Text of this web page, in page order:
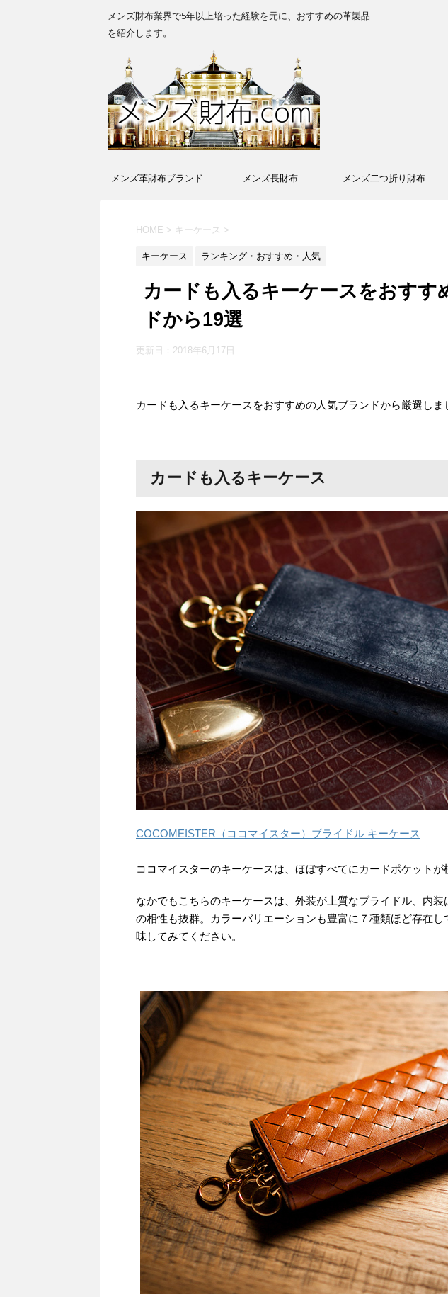
メンズ財布業界で5年以上培った経験を元に、おすすめの革製品
を紹介します。
メンズ革財布ブランド メンズ長財布 メンズ二つ折り財布
HOME > キーケース >
キーケース ランキング・おすすめ・人気
カードも入るキーケースをおすす
ドから19選
更新日： 2018年6月17日
カードも入るキーケースをおすすめの人気ブランドから厳選しま
カードも入るキーケース
COCOMEISTER（ココマイスター）ブライドル キーケース
ココマイスターのキーケースは、ほぼすべてにカードポケットが
なかでもこちらのキーケースは、外装が上質なブライドル、内装
の相性も抜群。カラーバリエーションも豊富に７種類ほど存在
味してみてください。